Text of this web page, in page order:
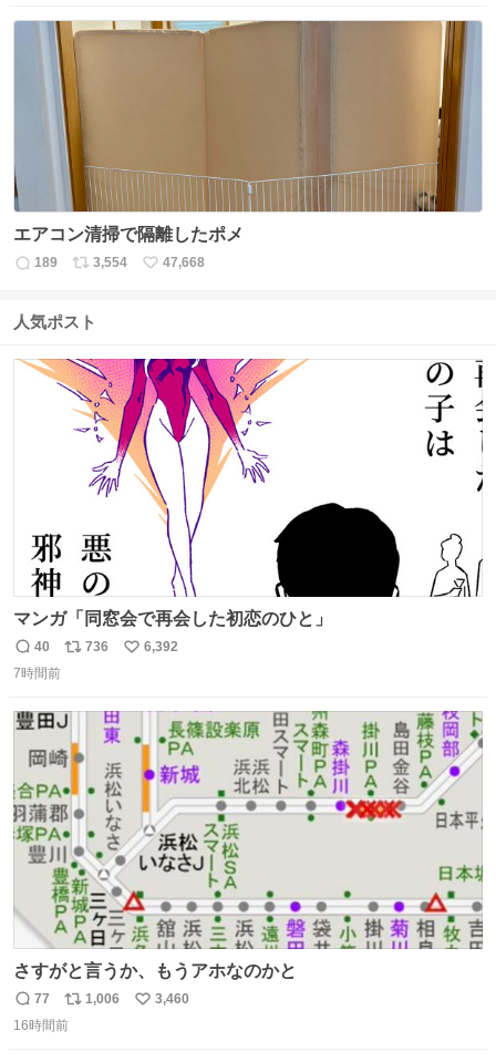
ス
ト
数
ね
エアコン清掃で隔離したポメ
返
数
189
リ
ス
数
3,554
い
47,668
人気ポスト
マンガ「同窓会で再会した初恋のひと」
返
信
40
リ
ト
数
736
い
6,392
7時間前
さすがと言うか、もうアホなのかと
返
信
77
リ
ポ
1,006
い
3,460
16時間前